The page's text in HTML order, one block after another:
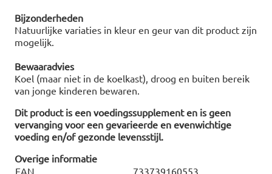
Bijzonderheden
Natuurlijke variaties in kleur en geur van dit product zijn
mogelijk.
Bewaaradvies
Koel (maar niet in de koelkast), droog en buiten bereik
van jonge kinderen bewaren.
Dit product is een voedingssupplement en is geen
vervanging voor een gevarieerde en evenwichtige
voeding en/of gezonde levensstijl.
Overige informatie
EAN
733739160553